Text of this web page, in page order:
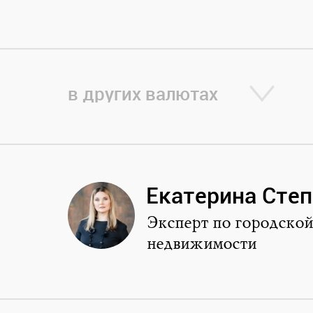
в других валютах
Екатерина
Эксперт по городской
недвижимости